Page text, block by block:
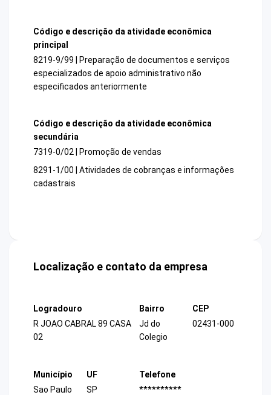
Código e descrição da atividade econômica
principal
8219-9/99 | Preparação de documentos e serviços
especializados de apoio administrativo não
especificados anteriormente
Código e descrição da atividade econômica
secundária
7319-0/02 | Promoção de vendas
8291-1/00 | Atividades de cobranças e informações
cadastrais
Localização e contato da empresa
Logradouro
R JOAO CABRAL 89 CASA
02
Bairro
Jd do
Colegio
CEP
02431-000
Município
Sao Paulo
UF
SP
Telefone
**********